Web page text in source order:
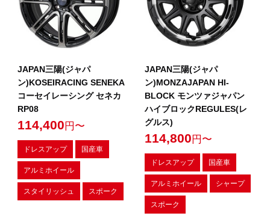
JAPAN三陽(ジャパ
ン)KOSEIRACING SENEKA
コーセイレーシング セネカ
RP08
114,400 円〜
ドレスアップ 国産車
アルミホイール
スタイリッシュ スポーク
JAPAN三陽(ジャパ
ン)MONZAJAPAN HI-
BLOCK モンツァジャパン
ハイブロックREGULES(レ
グルス)
114,800 円〜
ドレスアップ 国産車
アルミホイール シャープ
スポーク